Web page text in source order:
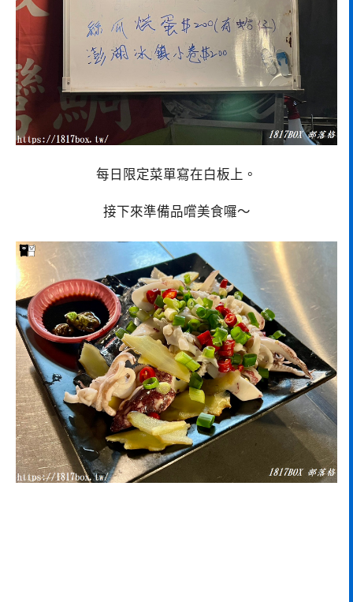
每日限定菜單寫在白板上。
接下來準備品嚐美食囉～